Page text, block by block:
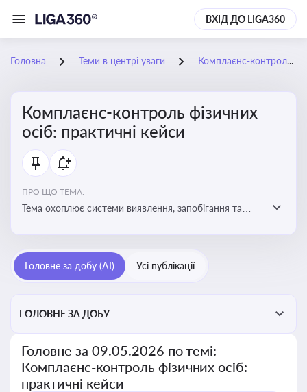
ВХІД ДО LIGA360
Головна Теми в центрі уваги Комплаєнс-контроль фізичних осіб: практичні кейси
Комплаєнс-контроль фізичних
осіб: практичні кейси
ПРО ЩО ТЕМА:
Тема охоплює системи виявлення, запобігання та
Головне за добу (AI) Усі публікації
ГОЛОВНЕ ЗА ДОБУ
Головне за 09.05.2026 по темі:
Комплаєнс-контроль фізичних осіб:
практичні кейси